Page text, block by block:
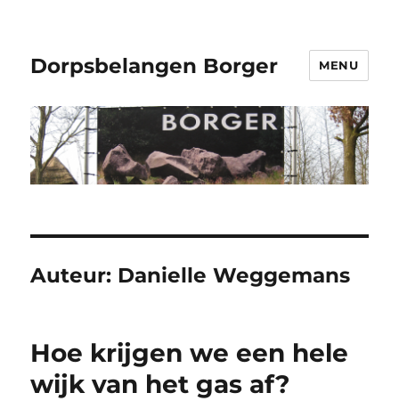
Dorpsbelangen Borger MENU
Auteur: Danielle Weggemans
Hoe krijgen we een hele
wijk van het gas af?